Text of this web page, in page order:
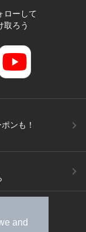
and
ローして
取ろう
ンも！
ご案内